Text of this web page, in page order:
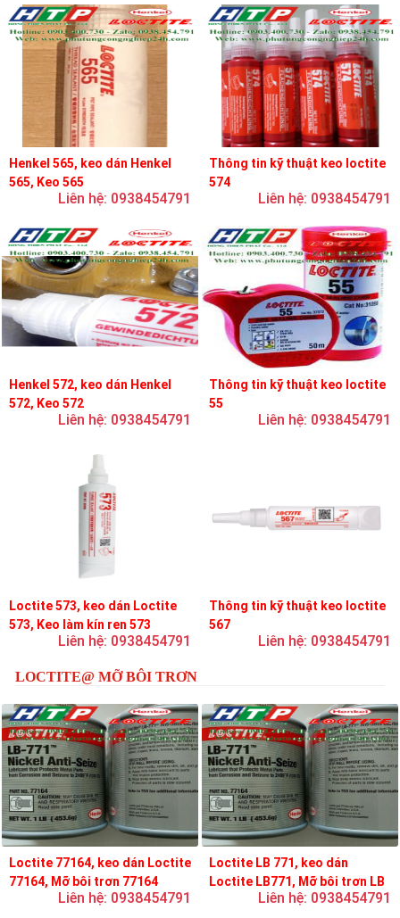
Henkel 565, keo dán Henkel
565, Keo 565
Liên hệ: 0938454791
Thông tin kỹ thuật keo loctite
574
Liên hệ: 0938454791
Henkel 572, keo dán Henkel
572, Keo 572
Liên hệ: 0938454791
Thông tin kỹ thuật keo loctite
55
Liên hệ: 0938454791
Loctite 573, keo dán Loctite
573, Keo làm kín ren 573
Liên hệ: 0938454791
Thông tin kỹ thuật keo loctite
567
Liên hệ: 0938454791
LOCTITE@ MỠ BÔI TRƠN
Loctite 77164, keo dán Loctite
77164, Mỡ bôi trơn 77164
Liên hệ: 0938454791
Loctite LB 771, keo dán
Loctite LB771, Mỡ bôi trơn LB
Liên hệ: 0938454791